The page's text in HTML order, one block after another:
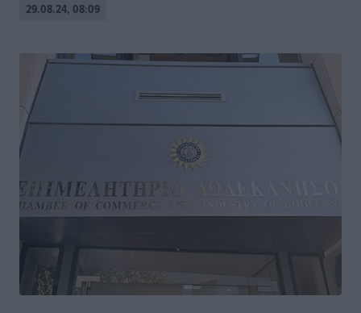
29.08.24, 08:09